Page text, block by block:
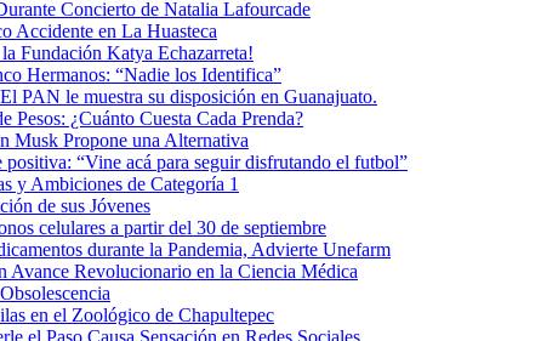
Concierto de Natalia Lafourcade
Accidente en La Huasteca
Fundación Katya Echazarreta!
Hermanos: “Nadie los Identifica”
PAN le muestra su disposición en Guanajuato.
¿Cuánto Cuesta Cada Prenda?
Musk Propone una Alternativa
“Vine acá para seguir disfrutando el futbol”
y Ambiciones de Categoría 1
de sus Jóvenes
celulares a partir del 30 de septiembre
durante la Pandemia, Advierte Unefarm
Avance Revolucionario en la Ciencia Médica
en el Zoológico de Chapultepec
el Paso Causa Sensación en Redes Sociales